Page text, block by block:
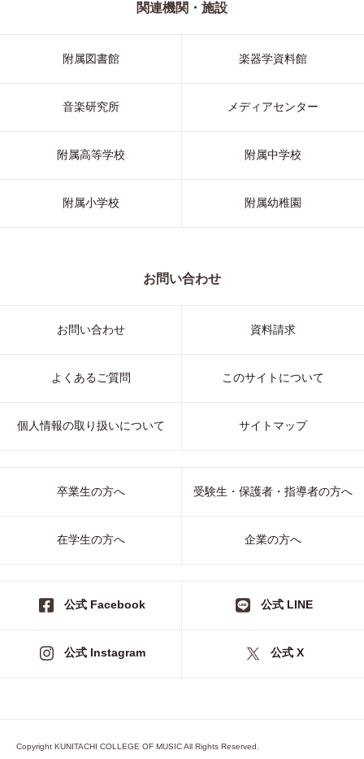
関連機関・施設
附属図書館 楽器学資料館
音楽研究所 メディアセンター
附属高等学校 附属中学校
附属小学校 附属幼稚園
お問い合わせ
お問い合わせ 資料請求
よくあるご質問 このサイトについて
個人情報の取り扱いについて サイトマップ
卒業生の方へ 受験生・保護者・指導者の方へ
在学生の方へ 企業の方へ
公式 Facebook 公式 LINE
公式 Instagram 公式 X
Copyright KUNITACHI COLLEGE OF MUSIC All Rights Reserved.